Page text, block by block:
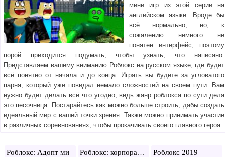
мини игр из этой серии на
английском языке. Вроде бы
всё нормально, но, к
сожалению немного не
понятен интерфейс, поэтому
порой приходится подумать, чтобы узнать, что написано.
Представляем вашему вниманию Роблокс на русском языке, где будет
всё понятно от начала и до конца. Играть вы будете за угловатого
парня, который уже повидал немало сложностей на своем пути. Вам
нужно будет делать всё что угодно, ведь жанр роблокса по сути дела
это песочница. Постарайтесь как можно больше строить, дабы создать
идеальный мир с вашей точки зрения. Также можно принимать участие
в различных соревнованиях, чтобы прокачивать своего главного героя.
Роблокс: Адопт ми Роблокс: корпорация зомби Роблокс 2019